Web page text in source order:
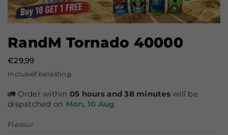
RandM Tornado 40000
Normale
prijs
€29,99
Inclusief belasting.
🚛 Order within 05 hours and 38 minuteswill be
dispatched on Mon, 10 Aug
Flavour